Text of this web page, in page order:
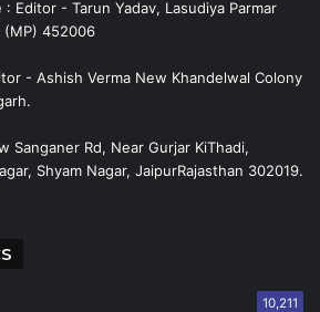
Editor - Tarun Yadav, Lasudiya Parmar
(MP) 452006
- Ashish Verma New Khandelwal Colony
Sanganer Rd, Near Gurjar KiThadi,
Shyam Nagar, JaipurRajasthan 302019.
10,211